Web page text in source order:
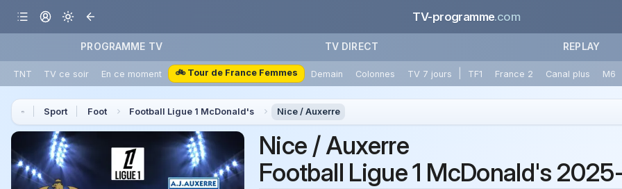
TV-programme.com
PROGRAMME TV TV DIRECT REPLAY
TNT TV ce soir En ce moment 🚲 Tour de France Femmes Demain Colonnes TV 7 jours TF1 France 2 Canal plus M6
Sport Foot Football Ligue 1 McDonald's Nice / Auxerre
Nice / Auxerre
Football Ligue 1 McDonald's